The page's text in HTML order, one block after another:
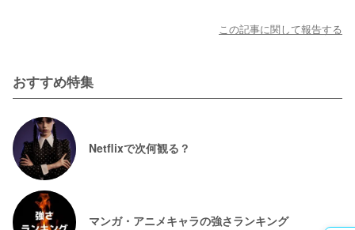
この記事に関して報告する
おすすめ特集
Netflixで次何観る？
マンガ・アニメキャラの強さランキング